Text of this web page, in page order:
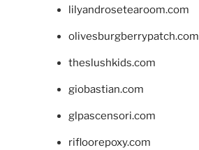
lilyandrosetearoom.com
olivesburgberrypatch.com
theslushkids.com
giobastian.com
glpascensori.com
rifloorepoxy.com